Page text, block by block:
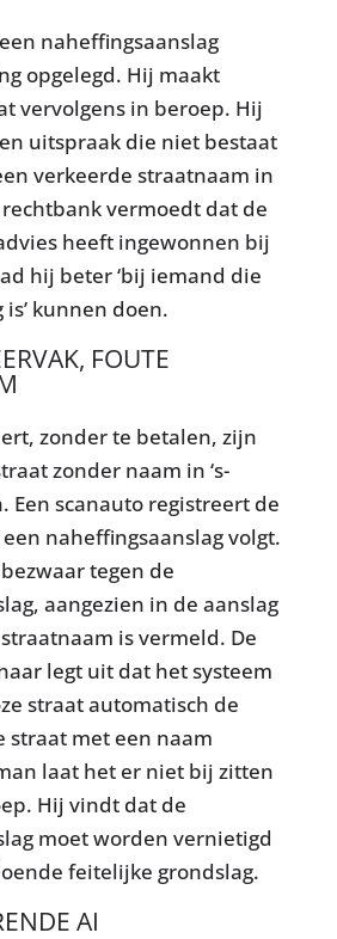
naheffingsaanslag
opgelegd. Hij maakt
vervolgens in beroep. Hij
uitspraak die niet bestaat
verkeerde straatnaam in
rechtbank vermoedt dat de
heeft ingewonnen bij
hij beter ‘bij iemand die
kunnen doen.
FOUTE
zonder te betalen, zijn
zonder naam in ‘s-
Een scanauto registreert de
naheffingsaanslag volgt.
tegen de
aangezien in de aanslag
is vermeld. De
legt uit dat het systeem
straat automatisch de
met een naam
laat het er niet bij zitten
Hij vindt dat de
moet worden vernietigd
feitelijke grondslag.
AI